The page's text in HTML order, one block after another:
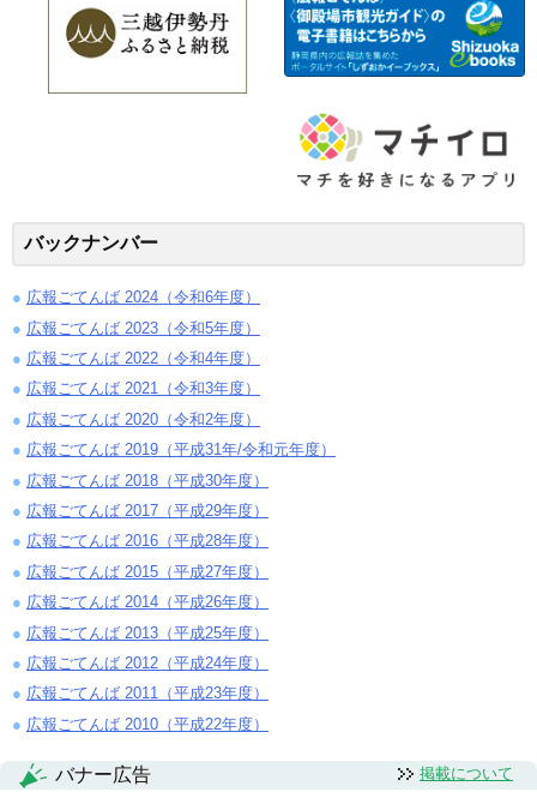
バックナンバー
広報ごてんば 2024（令和6年度）
広報ごてんば 2023（令和5年度）
広報ごてんば 2022（令和4年度）
広報ごてんば 2021（令和3年度）
広報ごてんば 2020（令和2年度）
広報ごてんば 2019（平成31年/令和元年度）
広報ごてんば 2018（平成30年度）
広報ごてんば 2017（平成29年度）
広報ごてんば 2016（平成28年度）
広報ごてんば 2015（平成27年度）
広報ごてんば 2014（平成26年度）
広報ごてんば 2013（平成25年度）
広報ごてんば 2012（平成24年度）
広報ごてんば 2011（平成23年度）
広報ごてんば 2010（平成22年度）
バナー広告 掲載について